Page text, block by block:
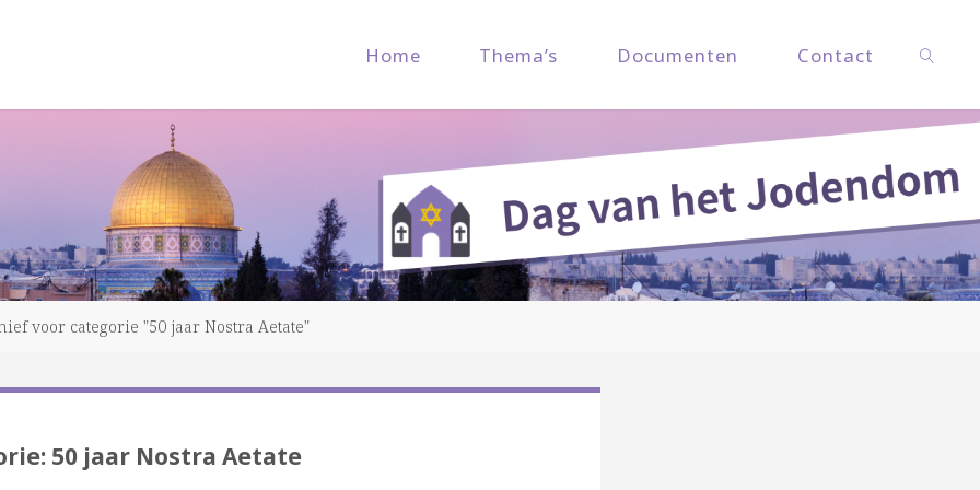
Home Thema’s Documenten Contact
voor categorie "50 jaar Nostra Aetate"
50 jaar Nostra Aetate